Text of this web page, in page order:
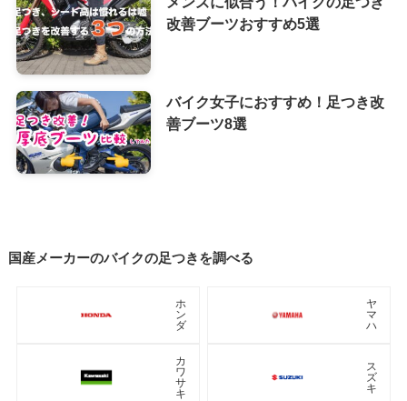
改善ブーツおすすめ5選
バイク女子におすすめ！足つき改
善ブーツ8選
国産メーカーのバイクの足つきを調べる
ホ
ン
ダ
ヤ
マ
ハ
カ
ワ
サ
キ
ス
ズ
キ